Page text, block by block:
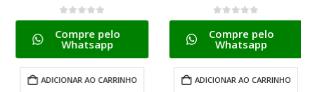
0de 5
Compre pelo
Whatsapp
ADICIONAR AO CARRINHO
0de 5
Compre pelo
Whatsapp
ADICIONAR AO CARRINHO